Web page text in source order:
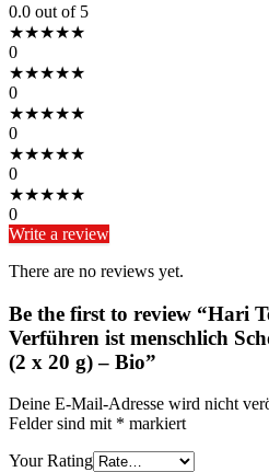
0.0 out of 5
★★★★★
0
★★★★★
0
★★★★★
0
★★★★★
0
★★★★★
0
Write a review
There are no reviews yet.
Be the first to review “Hari
Verführen ist menschlich
(2 x 20 g) – Bio”
Deine E-Mail-Adresse wird nicht
Felder sind mit * markiert
Your Rating